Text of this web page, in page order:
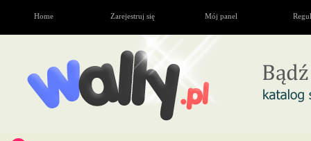
Home Zarejestruj się Mój panel